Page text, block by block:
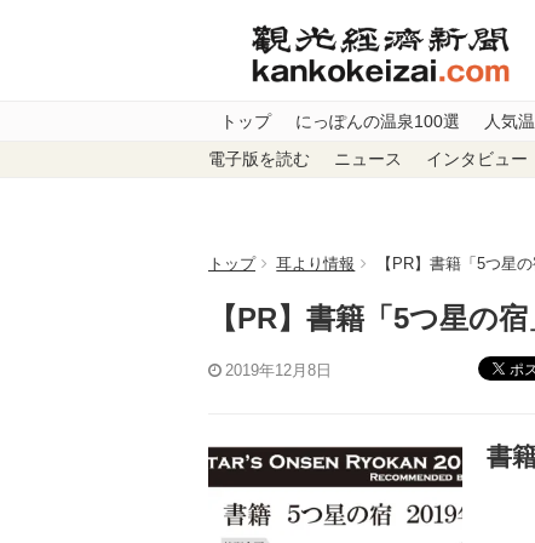
トップ にっぽんの温泉100選 人気
電子版を読む ニュース インタビュー
トップ 耳より情報 【PR】書籍「5つ星
【PR】書籍「5つ星の
2019年12月8日 ポ
書